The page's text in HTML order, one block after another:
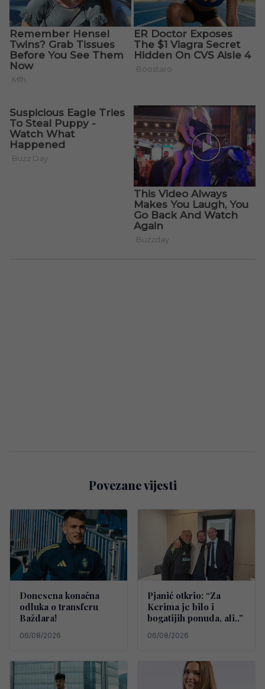
Povezane vijesti
Donesena konačna
odluka o transferu
Baždara!
06/08/2026
Pjanić otkrio: “Za
Kerima je bilo i
bogatijih ponuda, ali..”
06/08/2026